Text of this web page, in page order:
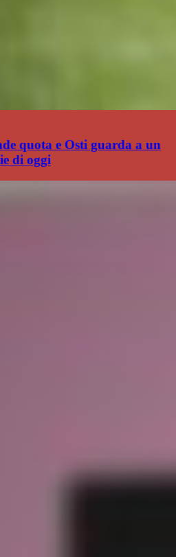
quota e Osti guarda a un
di oggi